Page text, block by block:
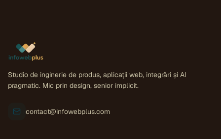
Studio de inginerie de produs, aplicații web, integrări și AI
pragmatic. Mic prin design, senior implicit.
contact@infowebplus.com